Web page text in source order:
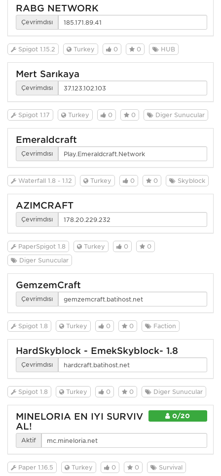
RABG NETWORK
Çevrimdışı
Spigot 1.15.2 Turkey 0 0 HUB
Mert Sarıkaya
Çevrimdışı
Spigot 1.17 Turkey 0 0 Diğer Sunucular
Emeraldcraft
Çevrimdışı
Waterfall 1.8 - 1.12 Turkey 0 0 Skyblock
AZİMCRAFT
Çevrimdışı
PaperSpigot 1.8 Turkey 0
0
Diğer Sunucular
GemzemCraft
Çevrimdışı
Spigot 1.8 Turkey 0 0 Faction
HardSkyblock - EmekSkyblock- 1.8
Çevrimdışı
Spigot 1.8 Turkey 0 0 Diğer Sunucular
0/20
MINELORIA EN İYİ SURVİV
AL!
Aktif
Paper 1.16.5 Turkey 0 0 Survival